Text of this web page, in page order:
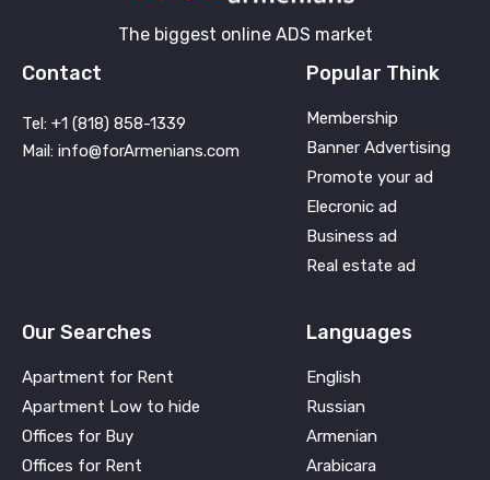
The biggest online ADS market
Contact
Tel: +1 (818) 858-1339
Mail: info@forArmenians.com
Popular Think
Membership
Banner Advertising
Promote your ad
Elecronic ad
Business ad
Real estate ad
Our Searches
Apartment for Rent
Apartment Low to hide
Offices for Buy
Offices for Rent
Languages
English
Russian
Armenian
Arabicara